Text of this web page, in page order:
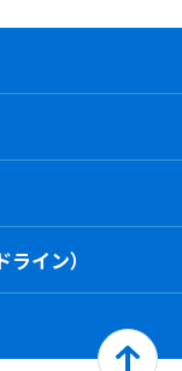
イン）